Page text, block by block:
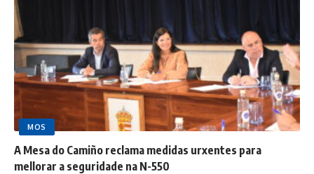
MOS
A Mesa do Camiño reclama medidas urxentes para
mellorar a seguridade na N-550